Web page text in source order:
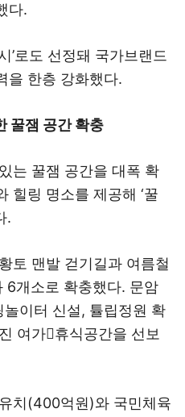
다.
’로도 선정돼 국가브랜드
을 한층 강화했다.
꿀잼 공간 확충
는 꿀잼 공간을 대폭 확
힐링 명소를 제공해 ‘꿀
.
토 맨발 걷기길과 여름철
6개소로 확충했다. 문암
이터 신설, 튤립정원 확
여가휴식공간을 선보
치(400억원)와 국민체육